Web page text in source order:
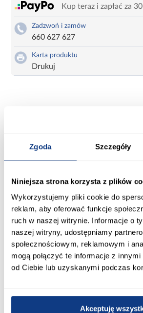
Zgoda Szczegóły
Niniejsza strona korzysta z plików
Wykorzystujemy pliki cookie do
reklam, aby oferować funkcje
ruch w naszej witrynie. Informacje o
naszej witryny, udostępniamy
społecznościowym, reklamowym i
mogą połączyć te informacje z
od Ciebie lub uzyskanymi podczas
Akceptuję
Kup teraz i zapłać za
Zadzwoń i zamów
660 627 627
Karta produktu
Drukuj
80
Głębokość [cm]:
54.50
Wysokość [cm]:
196.10
Kolor korpusu:
Kolor frontów: